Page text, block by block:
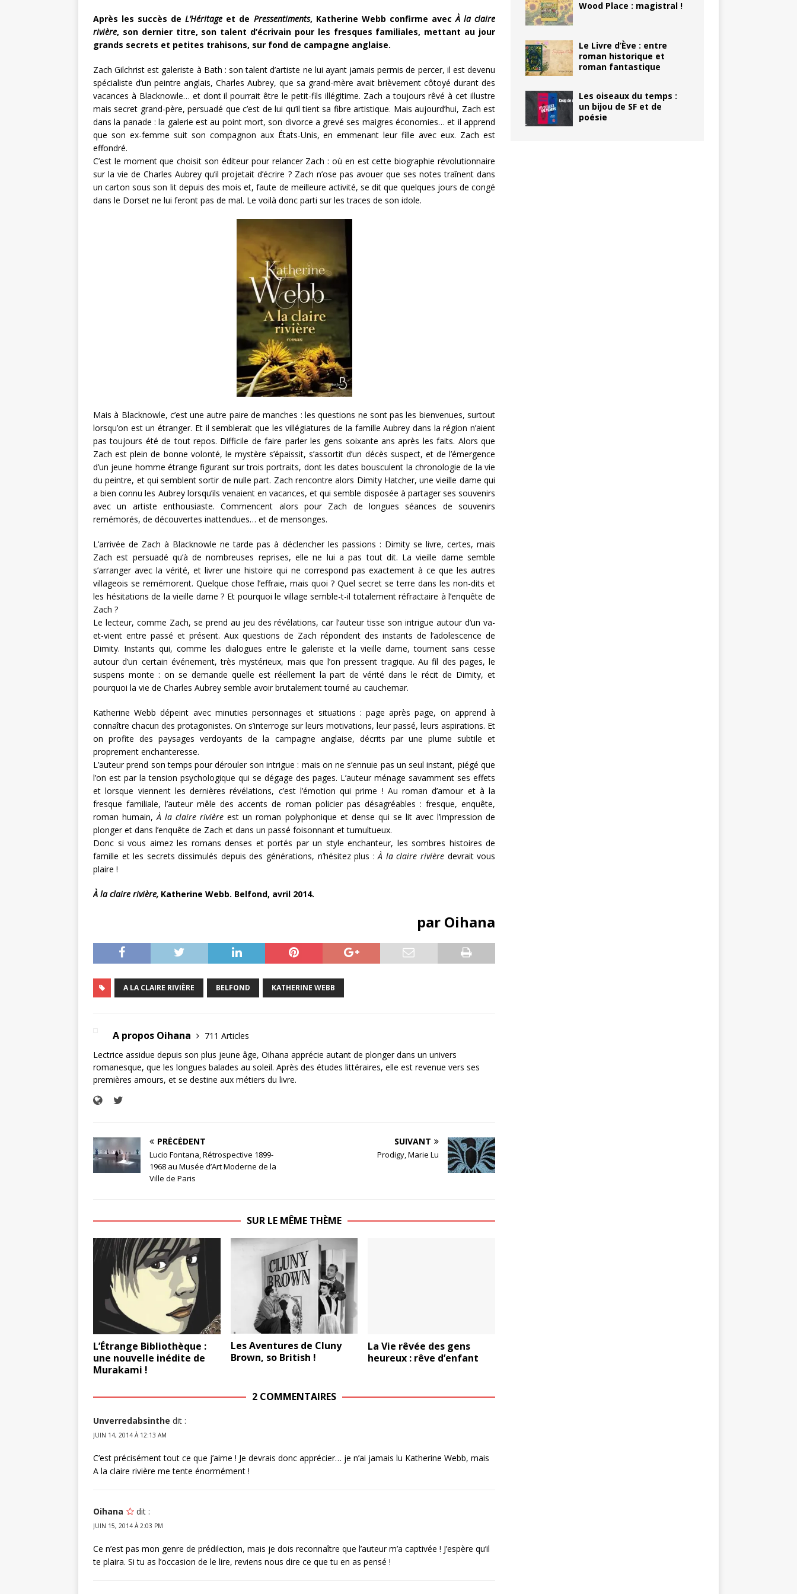
Après les succès deL’Héritage et de Pressentiments, Katherine Webb confirme avecÀ la claire
rivière, son dernier titre, son talent d’écrivain pour les fresques familiales, mettant au jour
grands secrets et petites trahisons, sur fond de campagne anglaise.
Zach Gilchrist est galeriste à Bath : son talent d’artiste ne lui ayant jamais permis de percer, il est devenu
spécialiste d’un peintre anglais, Charles Aubrey, que sa grand-mère avait brièvement côtoyé durant des
vacances à Blacknowle… et dont il pourrait être le petit-fils illégitime. Zach a toujours rêvé à cet illustre
mais secret grand-père, persuadé que c’est de lui qu’il tient sa fibre artistique. Mais aujourd’hui, Zach est
dans la panade : la galerie est au point mort, son divorce a grevé ses maigres économies… et il apprend
que son ex-femme suit son compagnon aux États-Unis, en emmenant leur fille avec eux. Zach est
effondré.
C’est le moment que choisit son éditeur pour relancer Zach : où en est cette biographie révolutionnaire
sur la vie de Charles Aubrey qu’il projetait d’écrire ? Zach n’ose pas avouer que ses notes traînent dans
un carton sous son lit depuis des mois et, faute de meilleure activité, se dit que quelques jours de congé
dans le Dorset ne lui feront pas de mal. Le voilà donc parti sur les traces de son idole.
Mais à Blacknowle, c’est une autre paire de manches : les questions ne sont pas les bienvenues, surtout
lorsqu’on est un étranger. Et il semblerait que les villégiatures de la famille Aubrey dans la région n’aient
pas toujours été de tout repos. Difficile de faire parler les gens soixante ans après les faits. Alors que
Zach est plein de bonne volonté, le mystère s’épaissit, s’assortit d’un décès suspect, et de l’émergence
d’un jeune homme étrange figurant sur trois portraits, dont les dates bousculent la chronologie de la vie
du peintre, et qui semblent sortir de nulle part. Zach rencontre alors Dimity Hatcher, une vieille dame qui
a bien connu les Aubrey lorsqu’ils venaient en vacances, et qui semble disposée à partager ses souvenirs
avec un artiste enthousiaste. Commencent alors pour Zach de longues séances de souvenirs
remémorés, de découvertes inattendues… et de mensonges.
L’arrivée de Zach à Blacknowle ne tarde pas à déclencher les passions : Dimity se livre, certes, mais
Zach est persuadé qu’à de nombreuses reprises, elle ne lui a pas tout dit. La vieille dame semble
s’arranger avec la vérité, et livrer une histoire qui ne correspond pas exactement à ce que les autres
villageois se remémorent. Quelque chose l’effraie, mais quoi ? Quel secret se terre dans les non-dits et
les hésitations de la vieille dame ? Et pourquoi le village semble-t-il totalement réfractaire à l’enquête de
Zach ?
Le lecteur, comme Zach, se prend au jeu des révélations, car l’auteur tisse son intrigue autour d’un va-
et-vient entre passé et présent. Aux questions de Zach répondent des instants de l’adolescence de
Dimity. Instants qui, comme les dialogues entre le galeriste et la vieille dame, tournent sans cesse
autour d’un certain événement, très mystérieux, mais que l’on pressent tragique. Au fil des pages, le
suspens monte : on se demande quelle est réellement la part de vérité dans le récit de Dimity, et
pourquoi la vie de Charles Aubrey semble avoir brutalement tourné au cauchemar.
Katherine Webb dépeint avec minuties personnages et situations : page après page, on apprend à
connaître chacun des protagonistes. On s’interroge sur leurs motivations, leur passé, leurs aspirations. Et
on profite des paysages verdoyants de la campagne anglaise, décrits par une plume subtile et
proprement enchanteresse.
L’auteur prend son temps pour dérouler son intrigue : mais on ne s’ennuie pas un seul instant, piégé que
l’on est par la tension psychologique qui se dégage des pages. L’auteur ménage savamment ses effets
et lorsque viennent les dernières révélations, c’est l’émotion qui prime ! Au roman d’amour et à la
fresque familiale, l’auteur mêle des accents de roman policier pas désagréables : fresque, enquête,
roman humain,À la claire rivière est un roman polyphonique et dense qui se lit avec l’impression de
plonger et dans l’enquête de Zach et dans un passé foisonnant et tumultueux.
Donc si vous aimez les romans denses et portés par un style enchanteur, les sombres histoires de
famille et les secrets dissimulés depuis des générations, n’hésitez plus :À la claire rivière devrait vous
plaire !
À la claire rivière, Katherine Webb. Belfond, avril 2014.
par Oihana
A LA CLAIRE RIVIÈRE BELFOND KATHERINE WEBB
A propos Oihana
711 Articles
Lectrice assidue depuis son plus jeune âge, Oihana apprécie autant de plonger dans un univers
romanesque, que les longues balades au soleil. Après des études littéraires, elle est revenue vers ses
premières amours, et se destine aux métiers du livre.
PRÉCÉDENT
Lucio Fontana, Rétrospective 1899-
1968 au Musée d’Art Moderne de la
Ville de Paris
SUIVANT
Prodigy, Marie Lu
SUR LE MÊME THÈME
L’Étrange Bibliothèque :
une nouvelle inédite de
Murakami !
Les Aventures de Cluny
Brown, so British !
La Vie rêvée des gens
heureux : rêve d’enfant
2 COMMENTAIRES
Unverredabsinthe dit :
JUIN 14, 2014 À 12:13 AM
C’est précisément tout ce que j’aime ! Je devrais donc apprécier… je n’ai jamais lu Katherine Webb, mais
A la claire rivière me tente énormément !
Oihana dit :
JUIN 15, 2014 À 2:03 PM
Ce n’est pas mon genre de prédilection, mais je dois reconnaître que l’auteur m’a captivée ! J’espère qu’il
te plaira. Si tu as l’occasion de le lire, reviens nous dire ce que tu en as pensé !
Wood Place : magistral !
Le Livre d’Ève : entre
roman historique et
roman fantastique
Les oiseaux du temps :
un bijou de SF et de
poésie